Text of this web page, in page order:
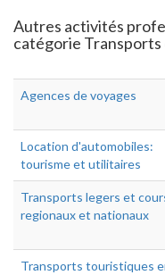
Autres activités
catégorie Transports
Agences de voyages
Location d'automobiles:
tourisme et utilitaires
Transports legers et
regionaux et nationaux
Transports touristiques